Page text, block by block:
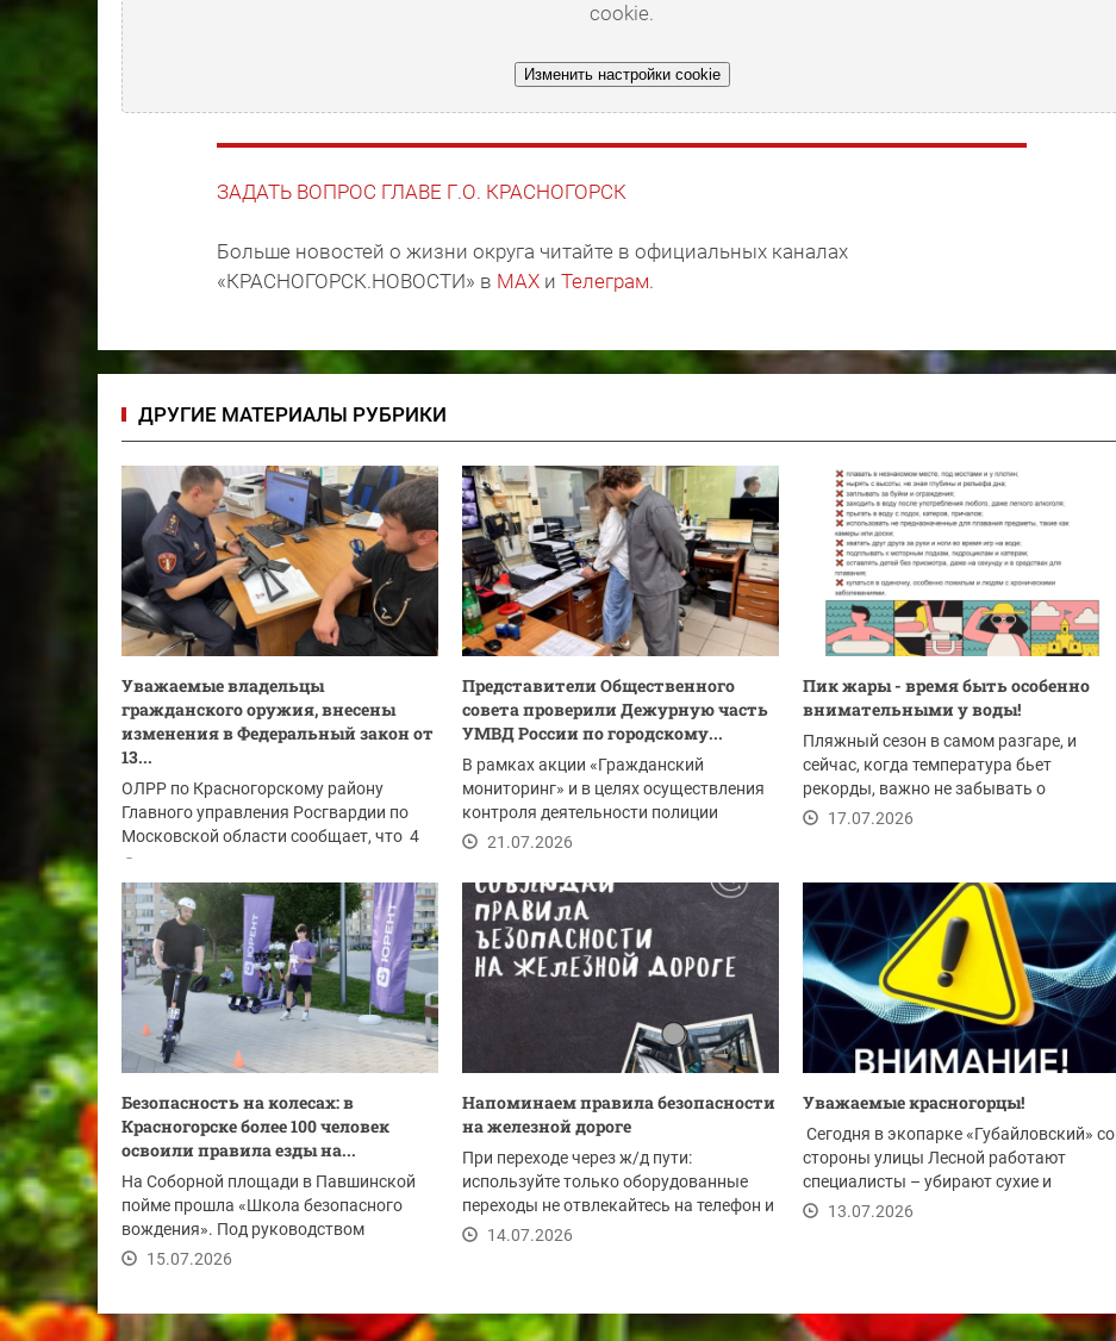
cookie.
Изменить настройки cookie
ЗАДАТЬ ВОПРОС ГЛАВЕ Г.О. КРАСНОГОРСК
Больше новостей о жизни округа читайте в официальных каналах
«КРАСНОГОРСК.НОВОСТИ» в MAX и Телеграм.
ДРУГИЕ МАТЕРИАЛЫ РУБРИКИ
Уважаемые владельцы
гражданского оружия, внесены
изменения в Федеральный закон от
13...
ОЛРР по Красногорскому району
Главного управления Росгвардии по
Московской области сообщает, что 4
июля 2026 года...
Представители Общественного
совета проверили Дежурную часть
УМВД России по городскому...
В рамках акции «Гражданский
мониторинг» и в целях осуществления
контроля деятельности полиции
представители...
21.07.2026
Пик жары - время быть особенно
внимательными у воды!
Пляжный сезон в самом разгаре, и
сейчас, когда температура бьет
рекорды, важно не забывать о
безопасности. Отдых у...
17.07.2026
Безопасность на колесах: в
Красногорске более 100 человек
освоили правила езды на...
На Соборной площади в Павшинской
пойме прошла «Школа безопасного
вождения». Под руководством
опытных инструкторов...
15.07.2026
Напоминаем правила безопасности
на железной дороге
При переходе через ж/д пути:
используйте только оборудованные
переходы не отвлекайтесь на телефон и
снимайте...
14.07.2026
Уважаемые красногорцы!
Сегодня в экопарке «Губайловский» со
стороны улицы Лесной работают
специалисты – убирают сухие и
аварийные деревья....
13.07.2026